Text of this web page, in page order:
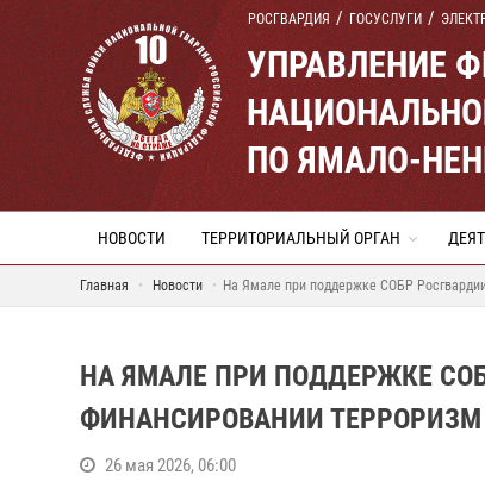
РОСГВАРДИЯ ГОСУСЛУГИ
УПРАВЛЕНИЕ
ПО ЯМАЛО-
НОВОСТИ ТЕРРИТОРИАЛЬНЫЙ ОРГАН
Главная Новости На Ямале при поддержке СОБР
НА ЯМАЛЕ ПРИ ПОДДЕРЖКЕ
ФИНАНСИРОВАНИИ ТЕРРОРИЗМ
26 мая 2026, 06:00